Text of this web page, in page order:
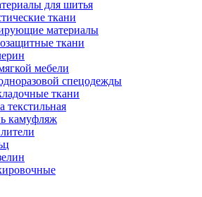
для шитья
ткани
материалы
ткани
мебели
спецодежды
ткани
текстильная
камуфляж